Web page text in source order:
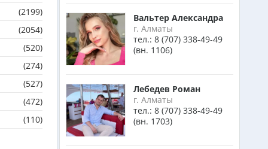
(2199)
(2054)
(520)
(274)
(527)
(472)
(110)
Маврикий из Алматы
Оман из Алматы
Вальтер Александра
г. Алматы
тел.: 8 (707) 338-49-49
(вн. 1106)
Лебедев Роман
г. Алматы
тел.: 8 (707) 338-49-49
(вн. 1703)